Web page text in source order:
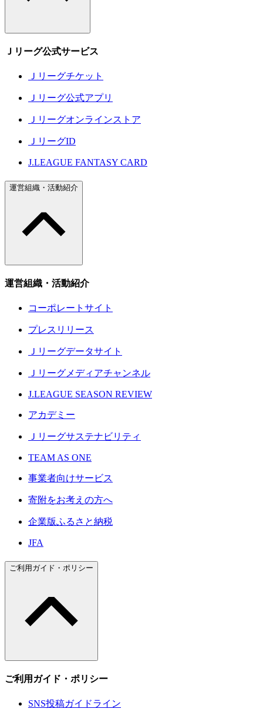
Ｊリーグ公式サービス
Ｊリーグチケット
Ｊリーグ公式アプリ
Ｊリーグオンラインストア
ＪリーグID
J.LEAGUE FANTASY CARD
運営組織・活動紹介
運営組織・活動紹介
コーポレートサイト
プレスリリース
Ｊリーグデータサイト
Ｊリーグメディアチャンネル
J.LEAGUE SEASON REVIEW
アカデミー
Ｊリーグサステナビリティ
TEAM AS ONE
事業者向けサービス
寄附をお考えの方へ
企業版ふるさと納税
JFA
ご利用ガイド・ポリシー
ご利用ガイド・ポリシー
SNS投稿ガイドライン